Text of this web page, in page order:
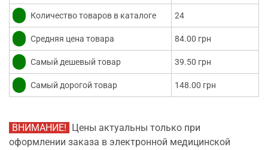
✅ Количество товаров в каталоге 24
✅ Средняя цена товара 84.00 грн
✅ Самый дешевый товар 39.50 грн
✅ Самый дорогой товар 148.00 грн
ВНИМАНИЕ!
Цены актуальны только при
оформлении заказа в электронной медицинской